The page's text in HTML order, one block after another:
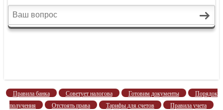
Правила банка Советует налогова Готовим документы
Порядок
получения
Отстоять права Тарифы для счетов
Правила учета